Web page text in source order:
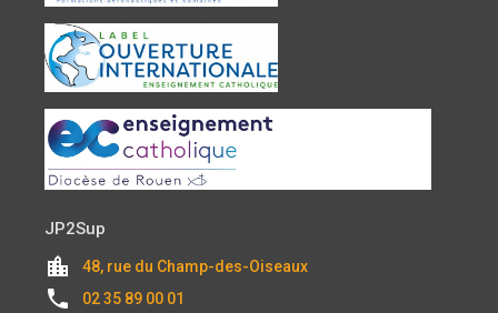
JP2Sup
location_city 48, rue du Champ-des-Oiseaux
local_phone 02 35 89 00 01